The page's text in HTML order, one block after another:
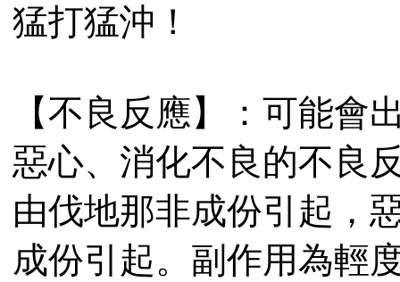
猛打猛沖！
【不良反應】：可能會
惡心、消化不良的不良
由伐地那非成份引起，
成份引起。副作用為輕